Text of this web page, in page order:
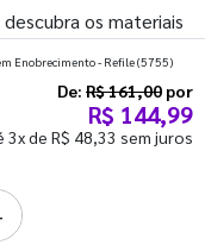
os materiais
o segundo
Enobrecimento - Refile(5755)
De: R$ 161,00 por
R$ 144,99
3x de R$ 48,33 sem juros